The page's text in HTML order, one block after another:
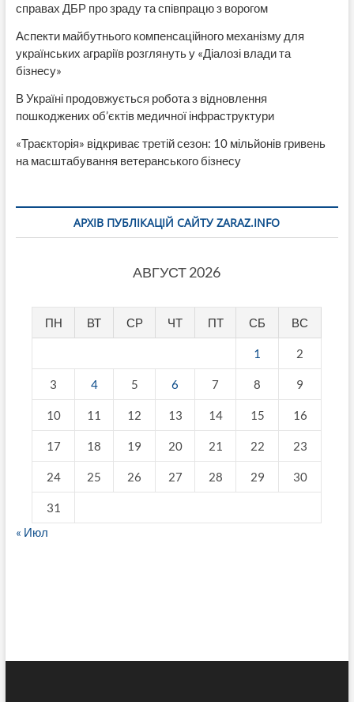
справах ДБР про зраду та співпрацю з ворогом
Аспекти майбутнього компенсаційного механізму для
українських аграріїв розглянуть у «Діалозі влади та
бізнесу»
В Україні продовжується робота з відновлення
пошкоджених об’єктів медичної інфраструктури
«Траєкторія» відкриває третій сезон: 10 мільйонів гривень
на масштабування ветеранського бізнесу
АРХІВ ПУБЛІКАЦІЙ САЙТУ ZARAZ.INFO
АВГУСТ 2026
ПН ВТ СР ЧТ ПТ СБ ВС
1 2
3 4 5 6 7 8 9
10 11 12 13 14 15 16
17 18 19 20 21 22 23
24 25 26 27 28 29 30
31
« Июл